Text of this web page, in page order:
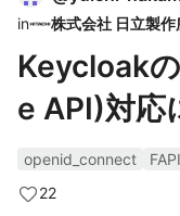
in
Keycloak
e API)対応
openid_connect FAPI
22